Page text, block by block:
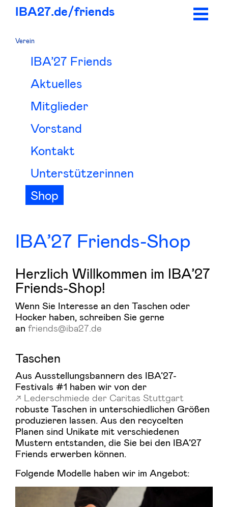
IBA27.de/friends
IBA’27 Friends-Shop
Herzlich Willkommen im IBA’27
Friends-Shop!
Wenn Sie Interesse an den Taschen oder
Hocker haben, schreiben Sie gerne
an friends@iba27.de
Taschen
Aus Ausstellungsbannern des IBA’27-
Festivals #1 haben wir von der
Lederschmiede der Caritas Stuttgart
robuste Taschen in unterschiedlichen Größen
produzieren lassen. Aus den recycelten
Planen sind Unikate mit verschiedenen
Mustern entstanden, die Sie bei den IBA’27
Friends erwerben können.
Folgende Modelle haben wir im Angebot:
Verein
IBA’27 Friends
Aktuelles
Mitglieder
Vorstand
Kontakt
Unterstützerinnen
Shop